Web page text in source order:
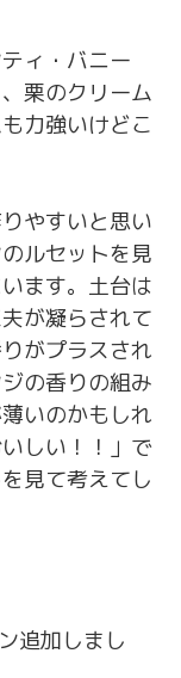
ィ・バニー
栗のクリーム
力強いけどこ
やすいと思い
ルセットを見
ます。土台は
が凝らされて
がプラスされ
の香りの組み
いのかもしれ
しい！！」で
見て考えてし
追加しまし